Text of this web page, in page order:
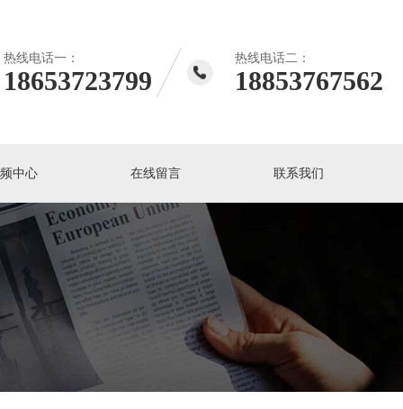
热线电话一：
18653723799
热线电话二：
18853767562
中心 在线留言 联系我们